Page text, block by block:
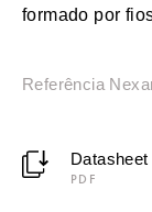
formado por
Referência
Datasheet
PDF